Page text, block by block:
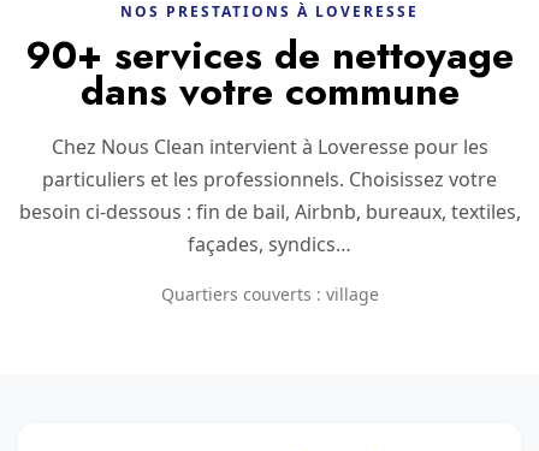
NOS PRESTATIONS À LOVERESSE
90+ services de nettoyage
dans votre commune
Chez Nous Clean intervient à Loveresse pour les
particuliers et les professionnels. Choisissez votre
besoin ci-dessous : fin de bail, Airbnb, bureaux, textiles,
façades, syndics…
Quartiers couverts : village